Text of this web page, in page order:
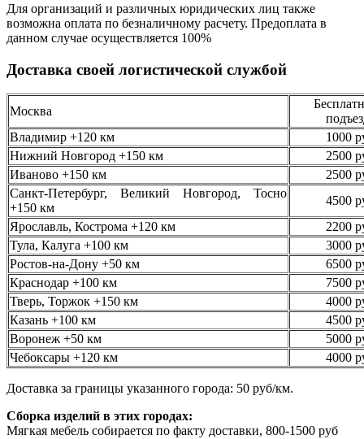
Для организаций и различных юридических лиц также
возможна оплата по безналичному расчету. Предоплата в
данном случае осуществляется 100%
Доставка своей логистической службой
Москва
Владимир +120 км
1000
Нижний Новгород +150 км
2500
Иваново +150 км
2500
Санкт-Петербург, Великий Новгород, Тосно
+150 км
4500
Ярославль, Кострома +120 км
2200
Тула, Калуга +100 км
3000
Ростов-на-Дону +50 км
6500
Краснодар +100 км
7500
Тверь, Торжок +150 км
4000
Казань +100 км
4500
Воронеж +50 км
5000
Чебоксары +120 км
4000
Доставка за границы указанного города: 50 руб/км.
Сборка изделий в этих городах:
Мягкая мебель собирается по факту доставки, 800-1500 руб